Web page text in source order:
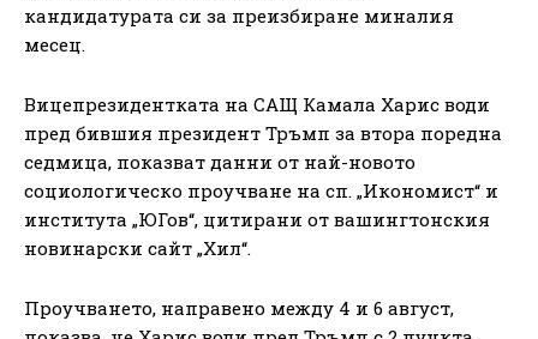
кандидатурата си за преизбиране миналия
месец.
Вицепрезидентката на САЩ Камала Харис води
пред бившия президент Тръмп за втора поредна
седмица, показват данни от най-новото
социологическо проучване на сп. „Икономист“ и
института „ЮГов“, цитирани от вашингтонския
новинарски сайт „Хил“.
Проучването, направено между 4 и 6 август,